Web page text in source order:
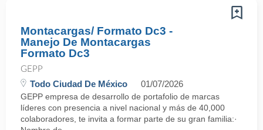
Montacargas/ Formato Dc3 -
Manejo De Montacargas
Formato Dc3
GEPP
Todo Ciudad De México 01/07/2026
GEPP empresa de desarrollo de portafolio de marcas
líderes con presencia a nivel nacional y más de 40,000
colaboradores, te invita a formar parte de su gran familia:·